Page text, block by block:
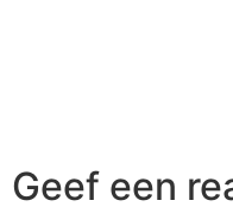
Geef een